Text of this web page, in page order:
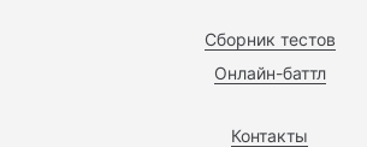
Сборник тестов
Онлайн-баттл
Контакты